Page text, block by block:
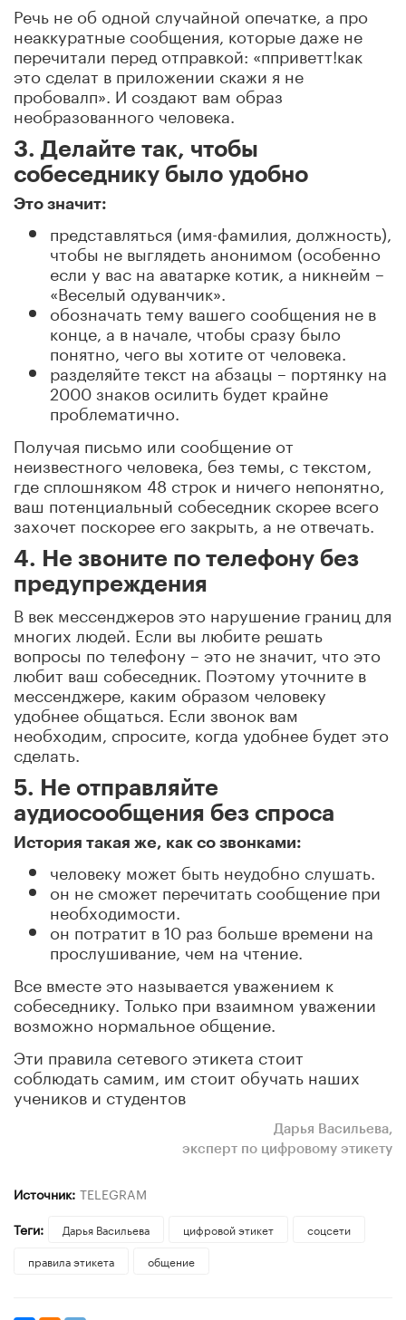
Речь не об одной случайной опечатке, а про
неаккуратные сообщения, которые даже не
перечитали перед отправкой: «пприветт!как
это сделат в приложении скажи я не
пробовалп». И создают вам образ
необразованного человека.
3. Делайте так, чтобы
собеседнику было удобно
Это значит:
представляться (имя-фамилия, должность),
чтобы не выглядеть анонимом (особенно
если у вас на аватарке котик, а никнейм –
«Веселый одуванчик».
обозначать тему вашего сообщения не в
конце, а в начале, чтобы сразу было
понятно, чего вы хотите от человека.
разделяйте текст на абзацы – портянку на
2000 знаков осилить будет крайне
проблематично.
Получая письмо или сообщение от
неизвестного человека, без темы, с текстом,
где сплошняком 48 строк и ничего непонятно,
ваш потенциальный собеседник скорее всего
захочет поскорее его закрыть, а не отвечать.
4. Не звоните по телефону без
предупреждения
В век мессенджеров это нарушение границ для
многих людей. Если вы любите решать
вопросы по телефону – это не значит, что это
любит ваш собеседник. Поэтому уточните в
мессенджере, каким образом человеку
удобнее общаться. Если звонок вам
необходим, спросите, когда удобнее будет это
сделать.
5. Не отправляйте
аудиосообщения без спроса
История такая же, как со звонками:
человеку может быть неудобно слушать.
он не сможет перечитать сообщение при
необходимости.
он потратит в 10 раз больше времени на
прослушивание, чем на чтение.
Все вместе это называется уважением к
собеседнику. Только при взаимном уважении
возможно нормальное общение.
Эти правила сетевого этикета стоит
соблюдать самим, им стоит обучать наших
учеников и студентов
Дарья Васильева,
эксперт по цифровому этикету
Источник: TELEGRAM
Теги:
Дарья Васильева цифровой этикет
соцсети
правила этикета
общение